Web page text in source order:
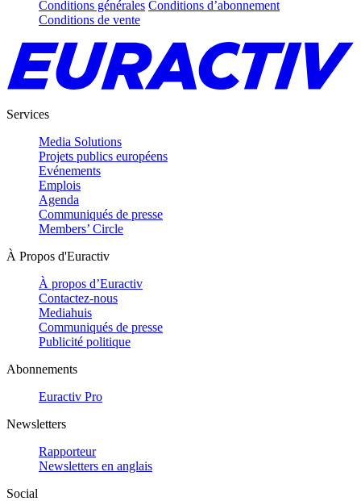
Conditions générales Conditions d’abonnement
Conditions de vente
Services
Media Solutions
Projets publics européens
Evénements
Emplois
Agenda
Communiqués de presse
Members’ Circle
À Propos d'Euractiv
À propos d’Euractiv
Contactez-nous
Mediahuis
Communiqués de presse
Publicité politique
Abonnements
Euractiv Pro
Newsletters
Rapporteur
Newsletters en anglais
Social